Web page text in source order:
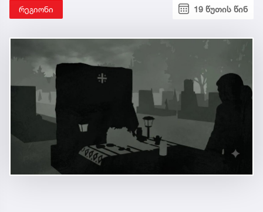
რეგიონი 19 წუთის წინ